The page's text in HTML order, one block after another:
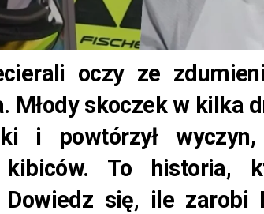
oczy ze
Młody skoczek w kilka
i powtórzył
kibiców. To historia,
Dowiedz się, ile zarobi